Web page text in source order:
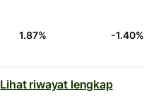
1.87% -1.40%
Lihat riwayat lengkap